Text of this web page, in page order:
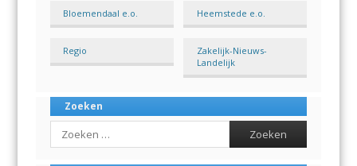
Bloemendaal e.o. Heemstede e.o.
Regio
Zakelijk-Nieuws-
Landelijk
Zoeken
Search